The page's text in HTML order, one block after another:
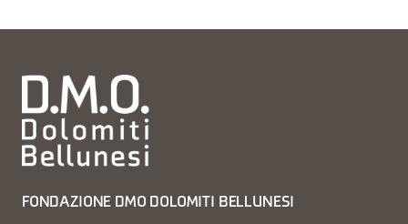
FONDAZIONE DMO DOLOMITI BELLUNESI